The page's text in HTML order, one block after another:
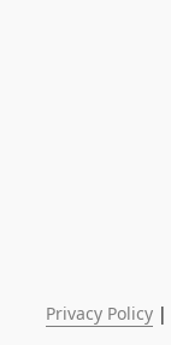
Privacy Policy |